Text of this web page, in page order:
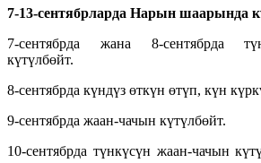
7-13-сентябрларда Нарын шаарында
7-сентябрда жана 8-сентябрда
күтүлбөйт.
8-сентябрда күндүз өткүн өтүп, күн
9-сентябрда жаан-чачын күтүлбөйт.
10-сентябрда түнкүсүн жаан-чачын